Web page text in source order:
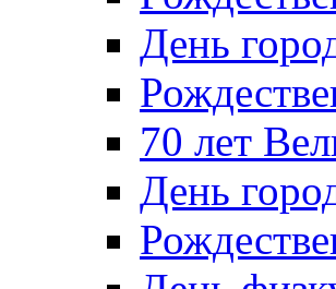
День
70 лет
День